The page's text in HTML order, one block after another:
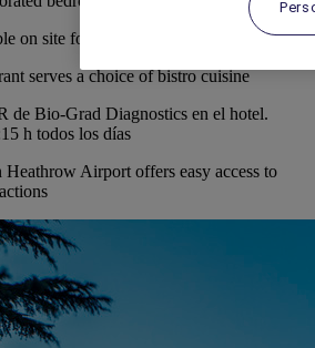
on site for £14.00 per night.
serves a choice of bistro cuisine
de Bio-Grad Diagnostics en el hotel.
h todos los días
Airport offers easy access to